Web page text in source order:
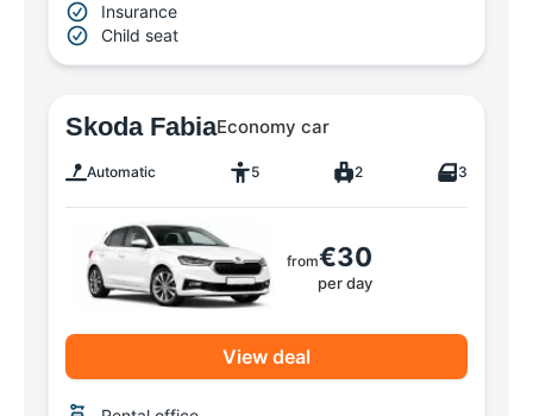
Insurance
Child seat
Skoda FabiaEconomy car
Automatic 5 2 3
from€30
per day
View deal